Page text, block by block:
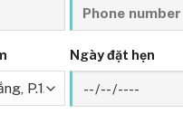
Ngày đặt hẹn